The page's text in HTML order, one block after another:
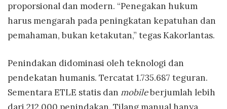
proporsional dan modern. “Penegakan hukum
harus mengarah pada peningkatan kepatuhan dan
pemahaman, bukan ketakutan,” tegas Kakorlantas.
Penindakan didominasi oleh teknologi dan
pendekatan humanis. Tercatat 1.735.687 teguran.
Sementara ETLE statis dan mobileberjumlah lebih